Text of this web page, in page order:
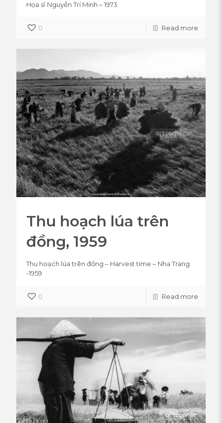
Họa sĩ Nguyễn Trí Minh – 1973
0 Read more
Thu hoạch lúa trên
đồng, 1959
Thu hoạch lúa trên đồng – Harvest time – Nha Trang
-1959
0 Read more